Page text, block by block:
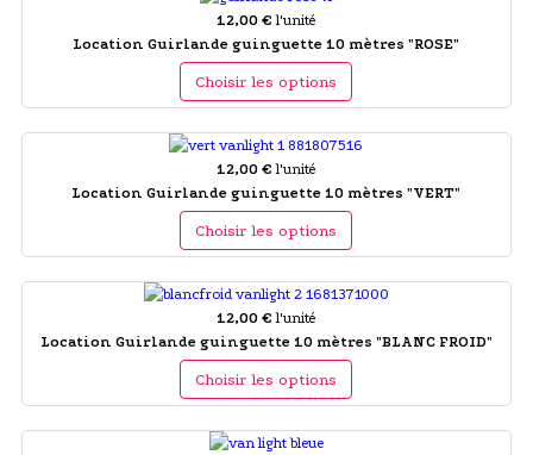
12,00 € l'unité
Location Guirlande guinguette 10 mètres "ROSE"
Choisir les options
12,00 € l'unité
Location Guirlande guinguette 10 mètres "VERT"
Choisir les options
12,00 € l'unité
Location Guirlande guinguette 10 mètres "BLANC FROID"
Choisir les options